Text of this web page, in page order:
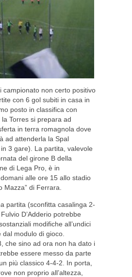
campionato non certo positivo
con 6 gol subiti in casa in
posto in classifica con
Torres si prepara ad
in terra romagnola dove
ad attenderla la Spal
3 gare). La partita, valevole
del girone B della
di Lega Pro, è in
alle ore 15 allo stadio
Mazza” di Ferrara.
partita (sconfitta casalinga 2-
D’Adderio potrebbe
modifiche all’undici
modulo di gioco.
che sino ad ora non ha dato i
essere messo da parte
più classico 4-4-2. In porta,
non proprio all’altezza,